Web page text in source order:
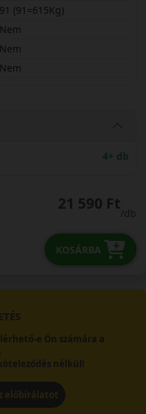
91 (91=615Kg)
Nem
Nem
Nem
4+ db
21 590 Ft
/db
KOSÁRBA
e Ön számára a
nélkül!
előbírálatot